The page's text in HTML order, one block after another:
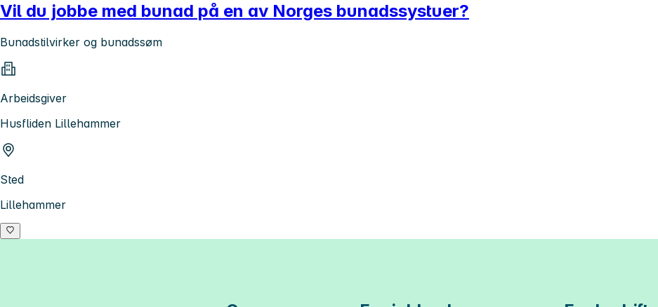
Vil du jobbe med bunad på en av Norges bunadssystuer?
Bunadstilvirker og bunadssøm
Arbeidsgiver
Husfliden Lillehammer
Sted
Lillehammer